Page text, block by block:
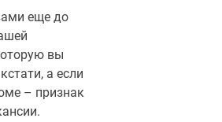
еще до
вы
а если
– признак